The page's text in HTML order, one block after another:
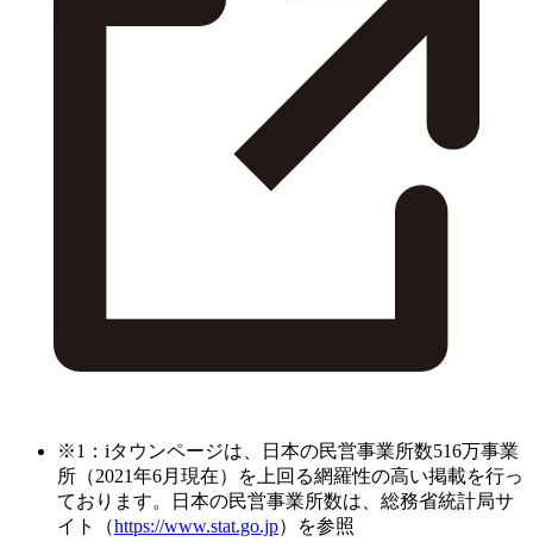
※1：iタウンページは、日本の民営事業所数516万事業
所（2021年6月現在）を上回る網羅性の高い掲載を行っ
ております。日本の民営事業所数は、総務省統計局サ
イト（https://www.stat.go.jp）を参照